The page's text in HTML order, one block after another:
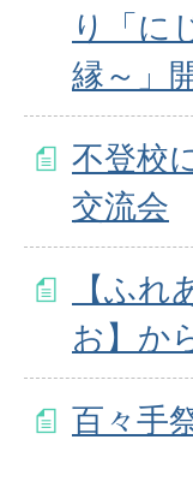
り「に
縁～」
不登校
交流会
【ふ
お】か
百々手